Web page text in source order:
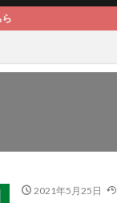
2021年5月25日